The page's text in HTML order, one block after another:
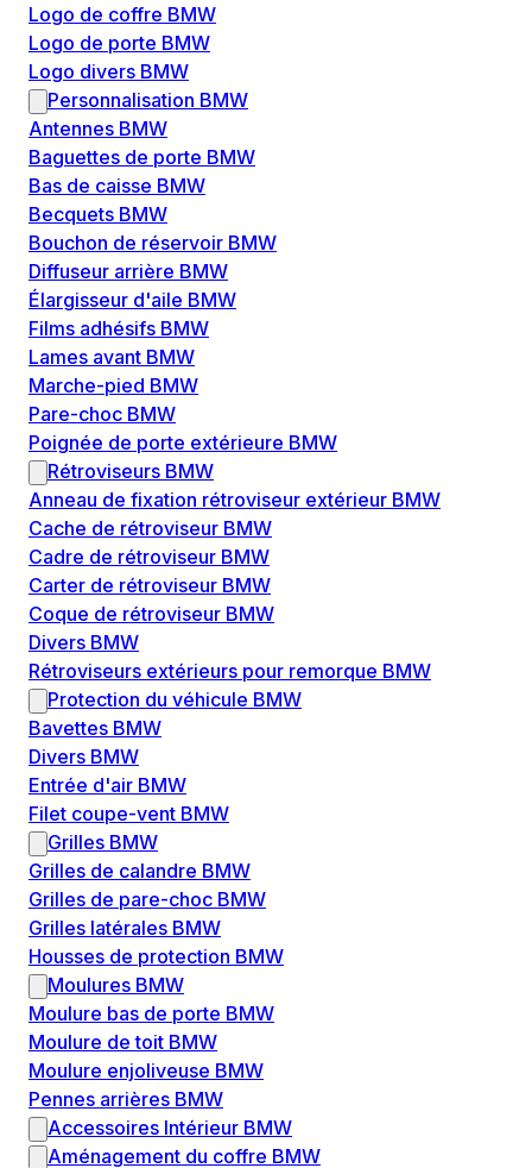
Logo de coffre BMW
Logo de porte BMW
Logo divers BMW
Personnalisation BMW
Antennes BMW
Baguettes de porte BMW
Bas de caisse BMW
Becquets BMW
Bouchon de réservoir BMW
Diffuseur arrière BMW
Élargisseur d'aile BMW
Films adhésifs BMW
Lames avant BMW
Marche-pied BMW
Pare-choc BMW
Poignée de porte extérieure BMW
Rétroviseurs BMW
Anneau de fixation rétroviseur extérieur BMW
Cache de rétroviseur BMW
Cadre de rétroviseur BMW
Carter de rétroviseur BMW
Coque de rétroviseur BMW
Divers BMW
Rétroviseurs extérieurs pour remorque BMW
Protection du véhicule BMW
Bavettes BMW
Divers BMW
Entrée d'air BMW
Filet coupe-vent BMW
Grilles BMW
Grilles de calandre BMW
Grilles de pare-choc BMW
Grilles latérales BMW
Housses de protection BMW
Moulures BMW
Moulure bas de porte BMW
Moulure de toit BMW
Moulure enjoliveuse BMW
Pennes arrières BMW
Accessoires Intérieur BMW
Aménagement du coffre BMW